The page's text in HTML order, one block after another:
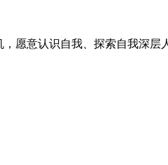
愿意认识自我、探索自我深